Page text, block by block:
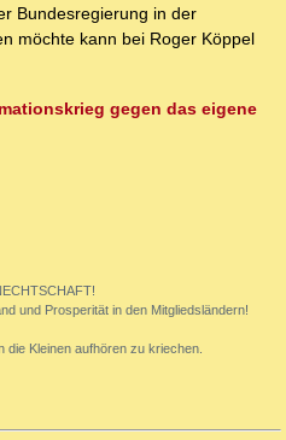
Bundesregierung in der
möchte kann bei Roger Köppel
gegen das eigene
und Prosperität in den Mitgliedsländern!
die Kleinen aufhören zu kriechen.